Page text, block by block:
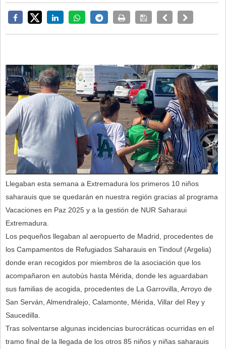
Llegaban esta semana a Extremadura los primeros 10 niños
saharauis que se quedarán en nuestra región gracias al programa
Vacaciones en Paz 2025 y a la gestión de NUR Saharaui
Extremadura.
Los pequeños llegaban al aeropuerto de Madrid, procedentes de
los Campamentos de Refugiados Saharauis en Tindouf (Argelia)
donde eran recogidos por miembros de la asociación que los
acompañaron en autobús hasta Mérida, donde les aguardaban
sus familias de acogida, procedentes de La Garrovilla, Arroyo de
San Serván, Almendralejo, Calamonte, Mérida, Villar del Rey y
Saucedilla.
Tras solventarse algunas incidencias burocráticas ocurridas en el
tramo final de la llegada de los otros 85 niños y niñas saharauis